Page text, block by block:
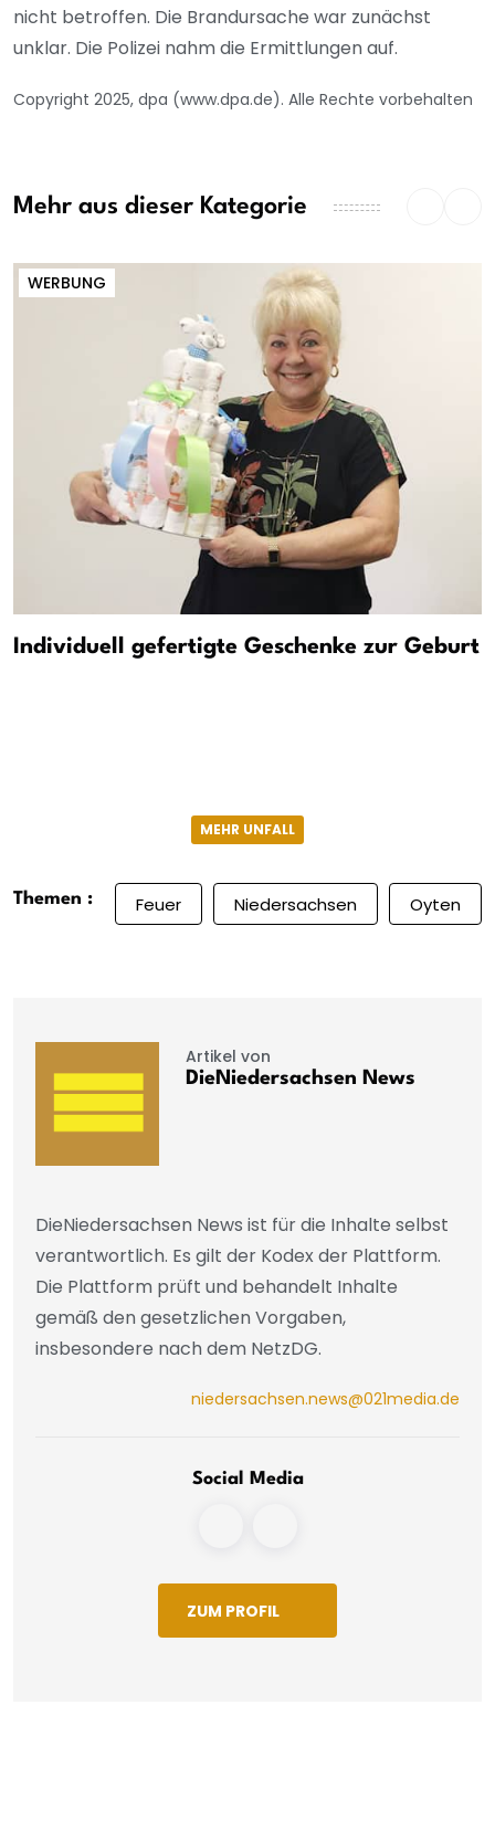
nicht betroffen. Die Brandursache war zunächst
unklar. Die Polizei nahm die Ermittlungen auf.
Copyright 2025, dpa (www.dpa.de). Alle Rechte vorbehalten
Mehr aus dieser Kategorie
WERBUNG
Individuell gefertigte Geschenke zur Geburt
MEHR UNFALL
Themen : Feuer Niedersachsen Oyten
Artikel von
DieNiedersachsen News
DieNiedersachsen News ist für die Inhalte selbst
verantwortlich. Es gilt der Kodex der Plattform.
Die Plattform prüft und behandelt Inhalte
gemäß den gesetzlichen Vorgaben,
insbesondere nach dem NetzDG.
niedersachsen.news@021media.de
Social Media
ZUM PROFIL